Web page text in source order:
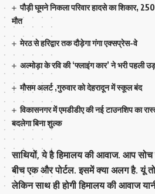
पौड़ी घूमने निकला परिवार हादसे का शिकार,
मौत
मेरठ से हरिद्वार तक दौड़ेगा गंगा एक्सप्रेस-वे
अल्मोड़ा के रवि की ‘फ्लाइंग कार’ ने भरी पहली
मौसम अलर्ट ,गुरुवार को देहरादून में स्कूल बंद
विकासनगर में एमडीडीए की नई टाउनशिप का
बदलेगा बिना शुल्क
साथियों, ये है हिमालय की आवाज. आप सोच
बीच एक और पोर्टल. इसमें क्या अलग है. यूं तो
लेकिन साथ ही होगी हिमालय की आवाज